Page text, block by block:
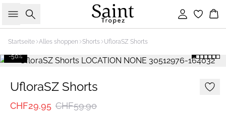
Suche Einloggen
Startseite Alles shoppen Shorts UfloraSZ Shorts
-50%
UfloraSZ Shorts
CHF29.95 CHF59.90